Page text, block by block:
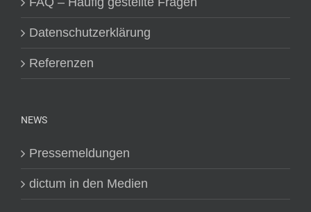
Datenschutzerklärung
Referenzen
NEWS
Pressemeldungen
dictum in den Medien